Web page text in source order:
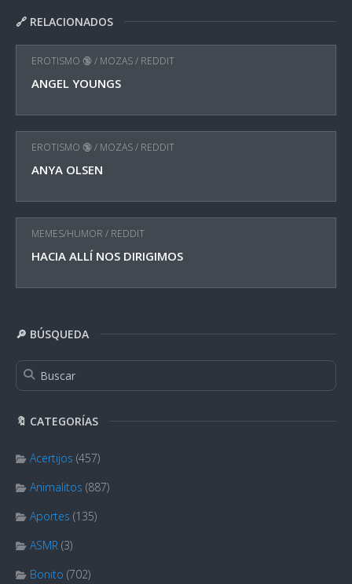
🔗 RELACIONADOS
EROTISMO 🔞/ MOZAS/ REDDIT
ANGEL YOUNGS
EROTISMO 🔞/ MOZAS/ REDDIT
ANYA OLSEN
MEMES/HUMOR / REDDIT
HACIA ALLÍ NOS DIRIGIMOS
🔎 BÚSQUEDA
🔖 CATEGORÍAS
Acertijos (457)
Animalitos (887)
Aportes (135)
ASMR (3)
Bonito (702)